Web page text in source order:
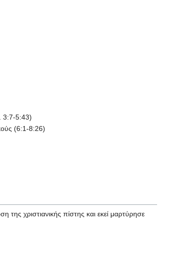
3:7-5:43)
(6:1-8:26)
χριστιανικής πίστης και εκεί μαρτύρησε